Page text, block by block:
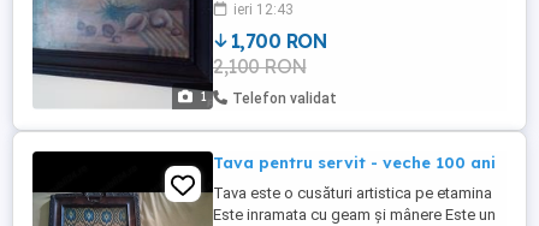
1
ieri 12:43
1,700 RON
2,100 RON
Telefon validat
Tava pentru servit - veche 100 ani
Tava este o cusături artistica pe etamina
Este inramata cu geam și mânere Este un